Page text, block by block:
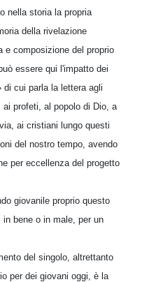
nella storia la propria
della rivelazione
e composizione del proprio
essere qui l'impatto dei
cui parla la lettera agli
profeti, al po­polo di Dio, a
ai cristiani lungo questi
del nostro tempo, avendo
per eccellenza del progetto
giovanile proprio questo
bene o in male, per un
del sin­golo, altrettanto
per dei giovani oggi, è la